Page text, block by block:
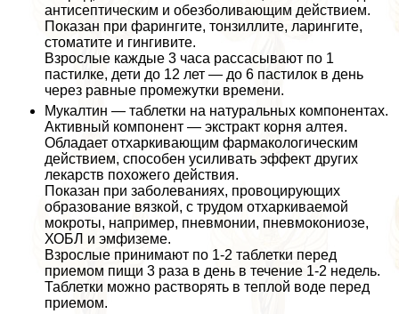
антисептическим и обезболивающим действием.
Показан при фарингите, тонзиллите, ларингите,
стоматите и гингивите.
Взрослые каждые 3 часа рассасывают по 1
пастилке, дети до 12 лет — до 6 пастилок в день
через равные промежутки времени.
Мукалтин — таблетки на натуральных компонентах.
Активный компонент — экстpaкт корня алтея.
Обладает отхаркивающим фармакологическим
действием, способен усиливать эффект других
лекарств похожего действия.
Показан при заболеваниях, провоцирующих
образование вязкой, с трудом отхаркиваемой
мокроты, например, пневмонии, пневмокониозе,
ХОБЛ и эмфиземе.
Взрослые принимают по 1-2 таблетки перед
приемом пищи 3 раза в день в течение 1-2 недель.
Таблетки можно растворять в теплой воде перед
приемом.